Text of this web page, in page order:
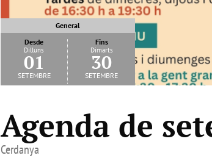
General
Desde
Dilluns
01
setembre
Fins
Dimarts
30
setembre
Agenda de
Cerdanya